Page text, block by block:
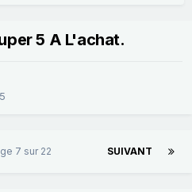
5 A L'achat.
SUIVANT
7 sur 22